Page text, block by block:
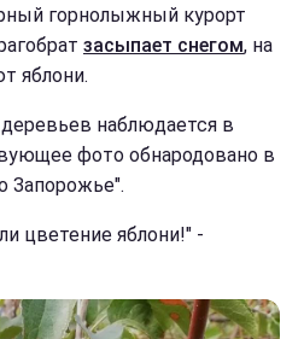
горнолыжный курорт
засыпает снегом, на
яблони.
наблюдается в
фото обнародовано в
Запорожье".
цветение яблони!" -